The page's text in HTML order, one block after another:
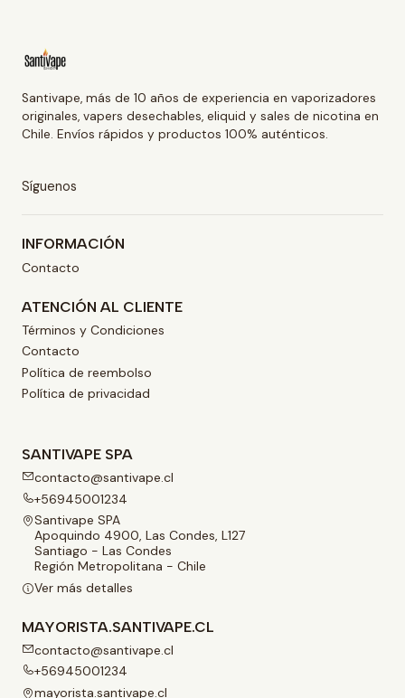
Santivape, más de 10 años de experiencia en vaporizadores
originales, vapers desechables, eliquid y sales de nicotina en
Chile. Envíos rápidos y productos 100% auténticos.
Síguenos
INFORMACIÓN
Contacto
ATENCIÓN AL CLIENTE
Términos y Condiciones
Contacto
Política de reembolso
Política de privacidad
SANTIVAPE SPA
contacto@santivape.cl
+56945001234
Santivape SPA
Apoquindo 4900, Las Condes, L127
Santiago - Las Condes
Región Metropolitana - Chile
Ver más detalles
MAYORISTA.SANTIVAPE.CL
contacto@santivape.cl
+56945001234
mayorista.santivape.cl